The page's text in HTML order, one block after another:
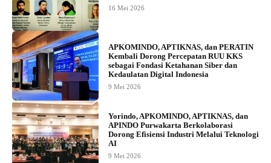
16 Mei 2026
APKOMINDO, APTIKNAS, dan PERATIN
Kembali Dorong Percepatan RUU KKS
sebagai Fondasi Ketahanan Siber dan
Kedaulatan Digital Indonesia
9 Mei 2026
Yorindo, APKOMINDO, APTIKNAS, dan
APINDO Purwakarta Berkolaborasi
Dorong Efisiensi Industri Melalui Teknologi
AI
9 Mei 2026